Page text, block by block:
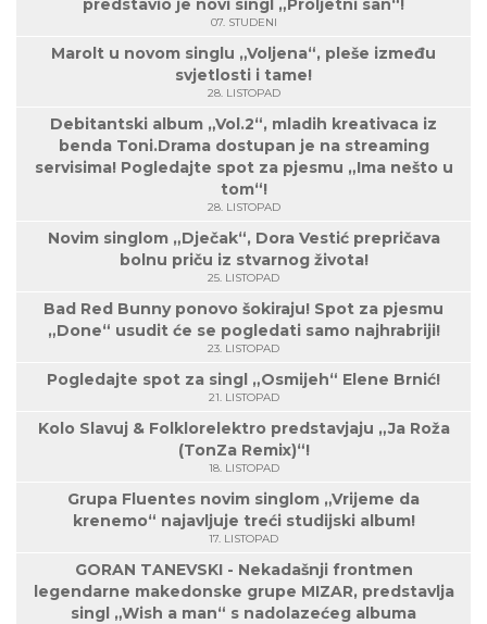
predstavio je novi singl „Proljetni san“!
07. STUDENI
Marolt u novom singlu „Voljena“, pleše između
svjetlosti i tame!
28. LISTOPAD
Debitantski album „Vol.2“, mladih kreativaca iz
benda Toni.Drama dostupan je na streaming
servisima! Pogledajte spot za pjesmu „Ima nešto u
tom“!
28. LISTOPAD
Novim singlom „Dječak“, Dora Vestić prepričava
bolnu priču iz stvarnog života!
25. LISTOPAD
Bad Red Bunny ponovo šokiraju! Spot za pjesmu
„Done“ usudit će se pogledati samo najhrabriji!
23. LISTOPAD
Pogledajte spot za singl „Osmijeh“ Elene Brnić!
21. LISTOPAD
Kolo Slavuj & Folklorelektro predstavjaju „Ja Roža
(TonZa Remix)“!
18. LISTOPAD
Grupa Fluentes novim singlom „Vrijeme da
krenemo“ najavljuje treći studijski album!
17. LISTOPAD
GORAN TANEVSKI - Nekadašnji frontmen
legendarne makedonske grupe MIZAR, predstavlja
singl „Wish a man“ s nadolazećeg albuma